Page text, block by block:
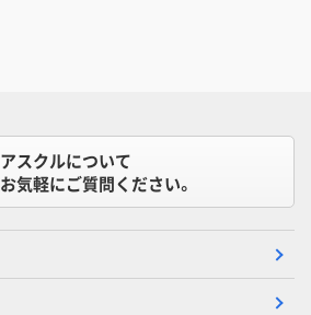
アスクルについて
お気軽にご質問ください。